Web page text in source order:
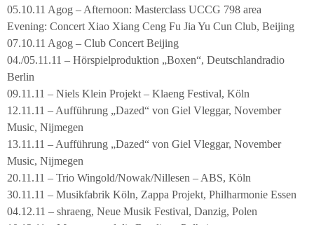
05.10.11 Agog – Afternoon: Masterclass UCCG 798 area
Evening: Concert Xiao Xiang Ceng Fu Jia Yu Cun Club, Beijing
07.10.11 Agog – Club Concert Beijing
04./05.11.11 – Hörspielproduktion „Boxen“, Deutschlandradio
Berlin
09.11.11 – Niels Klein Projekt – Klaeng Festival, Köln
12.11.11 – Aufführung „Dazed“ von Giel Vleggar, November
Music, Nijmegen
13.11.11 – Aufführung „Dazed“ von Giel Vleggar, November
Music, Nijmegen
20.11.11 – Trio Wingold/Nowak/Nillesen – ABS, Köln
30.11.11 – Musikfabrik Köln, Zappa Projekt, Philharmonie Essen
04.12.11 – shraeng, Neue Musik Festival, Danzig, Polen